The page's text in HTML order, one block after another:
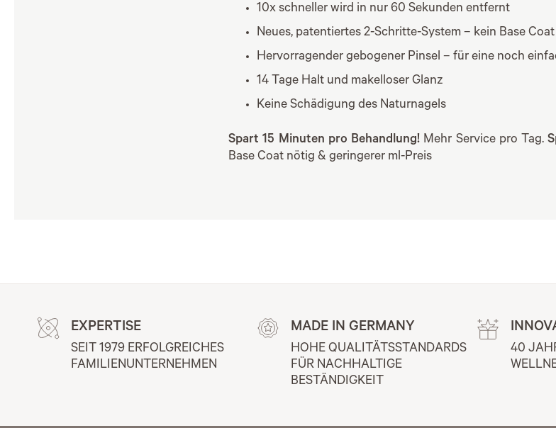
10x schneller wird in nur 60 Sekunden entfernt
Neues, patentiertes 2-Schritte-System – kein Base
Hervorragender gebogener Pinsel – für eine noch
14 Tage Halt und makelloser Glanz
Keine Schädigung des Naturnagels
Spart 15 Minuten pro Behandlung! Mehr Service pro Tag.
Base Coat nötig & geringerer ml-Preis
EXPERTISE
SEIT 1979 ERFOLGREICHES
FAMILIENUNTERNEHMEN
MADE IN GERMANY
HOHE QUALITÄTSSTANDARDS
FÜR NACHHALTIGE
BESTÄNDIGKEIT
40